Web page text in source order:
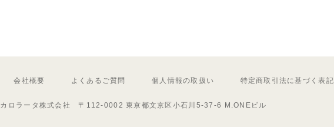
会社概要 よくあるご質問 個人情報の取扱い 特定商取引法に基づく表記
カロラータ株式会社 〒112-0002 東京都文京区小石川5-37-6 M.ONEビル